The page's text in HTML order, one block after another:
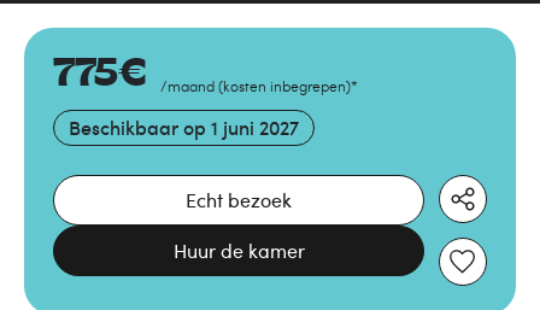
775€ /maand (kosten inbegrepen)*
Beschikbaar op 1 juni 2027
Echt bezoek
Huur de kamer